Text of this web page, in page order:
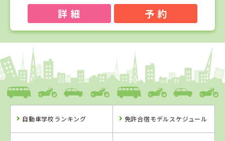
詳 細 予 約
1
福島県
タイヘイドライバーズスクール
自動車学校ランキング 免許合宿モデルスケジュール